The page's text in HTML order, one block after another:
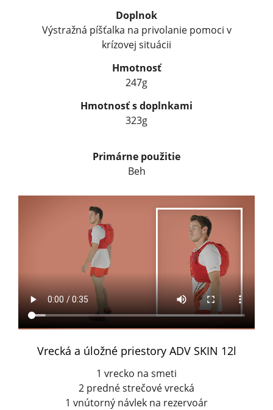
Doplnok
Výstražná píšťalka na privolanie pomoci v
krízovej situácii
Hmotnosť
247g
Hmotnosť s doplnkami
323g
Primárne použitie
Beh
Vrecká a úložné priestory ADV SKIN 12l
1 vrecko na smeti
2 predné strečové vrecká
1 vnútorný návlek na rezervoár